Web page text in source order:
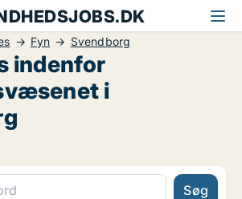
Fyn Svendborg
indenfor
i
Søg